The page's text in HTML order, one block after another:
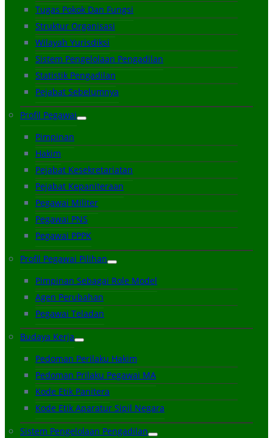
Tugas Pokok Dan Fungsi
Struktur Organisasi
Wilayah Yurisdiksi
Sistem Pengelolaan Pengadilan
Statistik Pengadilan
Pejabat Sebelumnya
Profil Pegawai
Pimpinan
Hakim
Pejabat Kesekretariatan
Pejabat Kepaniteraan
Pegawai Militer
Pegawai PNS
Pegawai PPPK
Profil Pegawai Pilihan
Pimpinan Sebagai Role Model
Agen Perubahan
Pegawai Teladan
Budaya Kerja
Pedoman Perilaku Hakim
Pedoman Prilaku Pegawai MA
Kode Etik Panitera
Kode Etik Aparatur Sipil Negara
Sistem Pengelolaan Pengadilan